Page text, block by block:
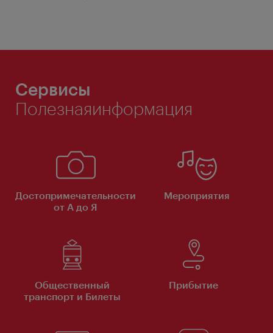
Сервисы
Полезнаяинформация
Достопримечательности
от А до Я
Мероприятия
Общественный
транспорт и Билеты
Прибытие